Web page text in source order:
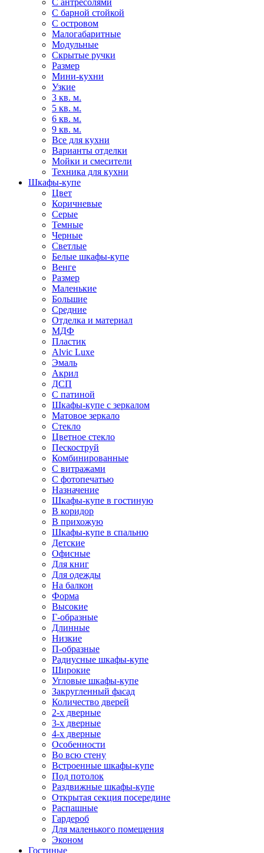
С антресолями
С барной стойкой
С островом
Малогабаритные
Модульные
Скрытые ручки
Размер
Мини-кухни
Узкие
3 кв. м.
5 кв. м.
6 кв. м.
9 кв. м.
Все для кухни
Варианты отделки
Мойки и смесители
Техника для кухни
Шкафы-купе
Цвет
Коричневые
Серые
Темные
Черные
Светлые
Белые шкафы-купе
Венге
Размер
Маленькие
Большие
Средние
Отделка и материал
МДФ
Пластик
Alvic Luxe
Эмаль
Акрил
ДСП
С патиной
Шкафы-купе с зеркалом
Матовое зеркало
Стекло
Цветное стекло
Пескоструй
Комбинированные
С витражами
С фотопечатью
Назначение
Шкафы-купе в гостиную
В коридор
В прихожую
Шкафы-купе в спальню
Детские
Офисные
Для книг
Для одежды
На балкон
Форма
Высокие
Г-образные
Длинные
Низкие
П-образные
Радиусные шкафы-купе
Широкие
Угловые шкафы-купе
Закругленный фасад
Количество дверей
2-х дверные
3-х дверные
4-х дверные
Особенности
Во всю стену
Встроенные шкафы-купе
Под потолок
Раздвижные шкафы-купе
Открытая секция посередине
Распашные
Гардероб
Для маленького помещения
Эконом
Гостиные